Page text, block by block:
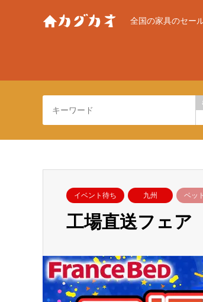
全国の家具のセー
イベント待ち 九州 ベッ
工場直送フェア